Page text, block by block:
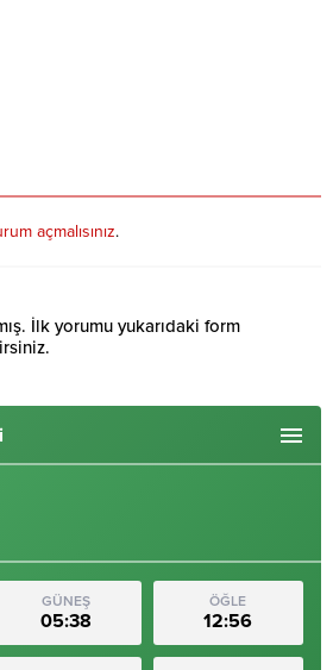
açmalısınız.
İlk yorumu yukarıdaki form
GÜNEŞ
05:38
ÖĞLE
12:56